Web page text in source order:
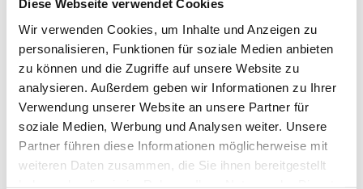
Diese Webseite verwendet Cookies
Wir verwenden Cookies, um Inhalte und Anzeigen zu
personalisieren, Funktionen für soziale Medien anbieten
zu können und die Zugriffe auf unsere Website zu
analysieren. Außerdem geben wir Informationen zu Ihrer
Verwendung unserer Website an unsere Partner für
soziale Medien, Werbung und Analysen weiter. Unsere
Partner führen diese Informationen möglicherweise mit
weiteren Daten zusammen, die Sie ihnen bereitgestellt
kann“, erklärte Dorner.
Rekordinvestitionen in Sicherheit
Dass dem Land Burgenland die Sicherheit seiner
Bevölkerung ein zentrales Anliegen ist, zeigt sich
auch in den Investitionen. Im Jahr 2025 werden
mehr als 35 Millionen Euro an Landesmitteln in die